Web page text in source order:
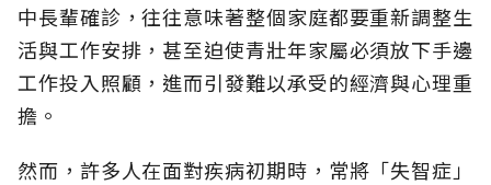
中長輩確診，往往意味著整個家庭都要重新調整生
活與工作安排，甚至迫使青壯年家屬必須放下手邊
工作投入照顧，進而引發難以承受的經濟與心理重
擔。
然而，許多人在面對疾病初期時，常將「失智症」